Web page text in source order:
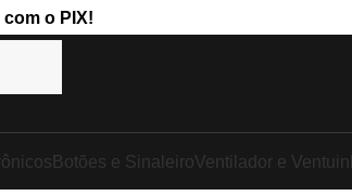
com o PIX!
Botões e SinaleiroVentilador e